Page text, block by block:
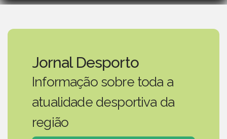
Jornal Desporto
Informação sobre toda a
atualidade desportiva da
região